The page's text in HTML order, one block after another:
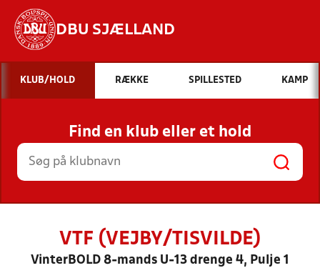
DBU SJÆLLAND
Hvad vil du søge efter?
INDHOLD OG NYHEDER
STILLINGER, RESULTATER, KLUBBER OG
HOLD
KLUB/HOLD RÆKKE SPILLESTED KAMP
Find en klub eller et hold
VTF (VEJBY/TISVILDE)
VinterBOLD 8-mands U-13 drenge 4, Pulje 1